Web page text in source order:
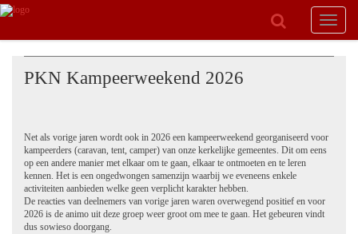
Toggle
PKN Kampeerweekend 2026
Net als vorige jaren wordt ook in 2026 een kampeerweekend georganiseerd voor
kampeerders (caravan, tent, camper) van onze kerkelijke gemeentes. Dit om eens
op een andere manier met elkaar om te gaan, elkaar te ontmoeten en te leren
kennen. Het is een ongedwongen samenzijn waarbij we eveneens enkele
activiteiten aanbieden welke geen verplicht karakter hebben.
De reacties van deelnemers van vorige jaren waren overwegend positief en voor
2026 is de animo uit deze groep weer groot om mee te gaan. Het gebeuren vindt
dus sowieso doorgang.